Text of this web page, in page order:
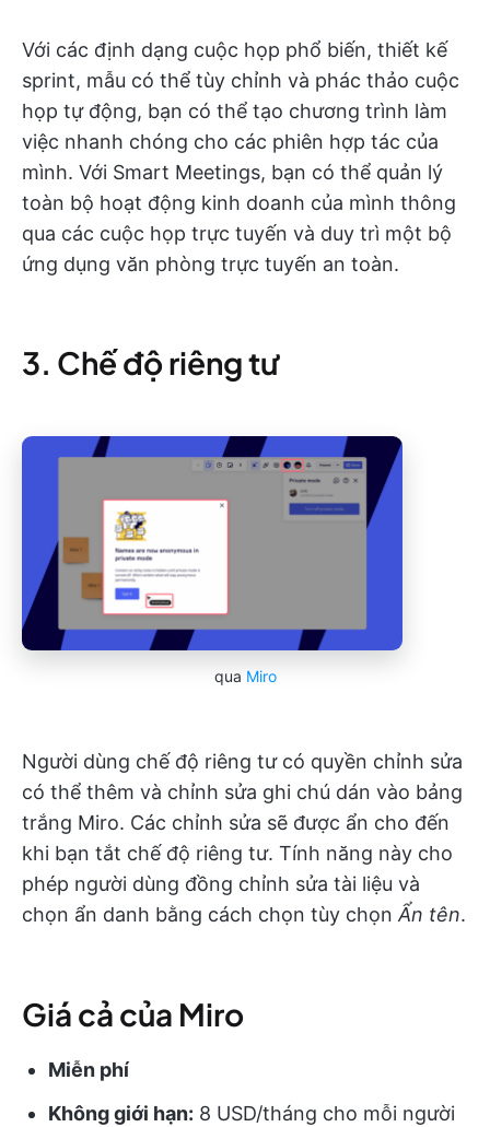
Với các định dạng cuộc họp phổ biến, thiết kế
sprint, mẫu có thể tùy chỉnh và phác thảo cuộc
họp tự động, bạn có thể tạo chương trình làm
việc nhanh chóng cho các phiên hợp tác của
mình. Với Smart Meetings, bạn có thể quản lý
toàn bộ hoạt động kinh doanh của mình thông
qua các cuộc họp trực tuyến và duy trì một bộ
ứng dụng văn phòng trực tuyến an toàn.
3. Chế độ riêng tư
qua Miro
Người dùng chế độ riêng tư có quyền chỉnh sửa
có thể thêm và chỉnh sửa ghi chú dán vào bảng
trắng Miro. Các chỉnh sửa sẽ được ẩn cho đến
khi bạn tắt chế độ riêng tư. Tính năng này cho
phép người dùng đồng chỉnh sửa tài liệu và
chọn ẩn danh bằng cách chọn tùy chọn Ẩn tên.
Giá cả của Miro
Miễn phí
Không giới hạn: 8 USD/tháng cho mỗi người